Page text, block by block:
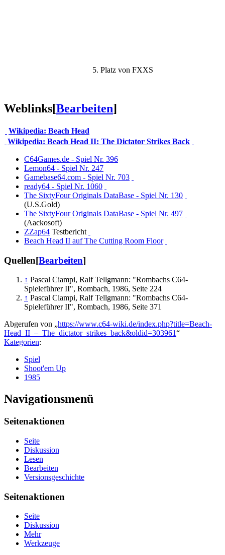
5. Platz von FXXS
Weblinks[Bearbeiten]
Wikipedia: Beach Head
Wikipedia: Beach Head II: The Dictator Strikes Back
C64Games.de - Spiel Nr. 396
Lemon64 - Spiel Nr. 247
Gamebase64.com - Spiel Nr. 703
ready64 - Spiel Nr. 1060
The SixtyFour Originals DataBase - Spiel Nr. 130
(U.S.Gold)
The SixtyFour Originals DataBase - Spiel Nr. 497
(Aackosoft)
ZZap64 Testbericht
Beach Head II auf The Cutting Room Floor
Quellen[Bearbeiten]
↑ Pascal Ciampi, Ralf Tellgmann: "Rombachs C64-
Spieleführer II", Rombach, 1986, Seite 224
↑ Pascal Ciampi, Ralf Tellgmann: "Rombachs C64-
Spieleführer II", Rombach, 1986, Seite 371
Abgerufen von „https://www.c64-wiki.de/index.php?title=Beach-
Head_II_–_The_dictator_strikes_back&oldid=303961“
Kategorien:
Spiel
Shoot'em Up
1985
Navigationsmenü
Seitenaktionen
Seite
Diskussion
Lesen
Bearbeiten
Versionsgeschichte
Seitenaktionen
Seite
Diskussion
Mehr
Werkzeuge